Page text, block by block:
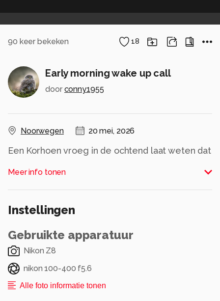
90 keer bekeken 18
Early morning wake up call
door conny1955
Noorwegen 20 mei, 2026
Een Korhoen vroeg in de ochtend laat weten dat
Meer info tonen
Instellingen
Gebruikte apparatuur
Nikon Z8
nikon 100-400 f5.6
Alle foto informatie tonen